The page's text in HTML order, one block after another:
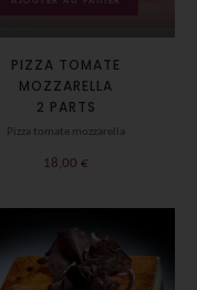
PIZZA TOMATE
MOZZARELLA
2 PARTS
Pizza tomate mozzarella
18,00€